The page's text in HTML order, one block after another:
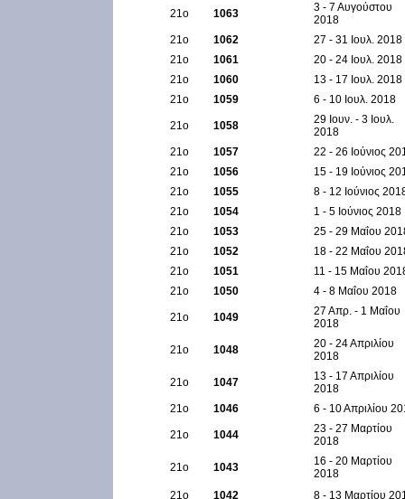
21ο 1063
3 - 7 Αυγούστου
2018
21ο
1062
27 - 31 Ιουλ. 2018
21ο
1061
20 - 24 Ιουλ. 2018
21ο
1060
13 - 17 Ιουλ. 2018
21ο
1059 6 - 10 Ιουλ. 2018
21ο 1058
29 Ιουν. - 3 Ιουλ.
2018
21ο
1057
22 - 26 Ιούνιος
21ο
1056
15 - 19 Ιούνιος
21ο
1055
8 - 12 Ιούνιος
21ο
1054
1 - 5 Ιούνιος 2018
21ο
1053
25 - 29 Μαΐου
21ο
1052
18 - 22 Μαΐου
21ο
1051
11 - 15 Μαΐου
21ο
1050 4 - 8 Μαΐου 2018
21ο 1049
27 Απρ. - 1 Μαΐου
2018
21ο 1048
20 - 24 Απριλίου
2018
21ο 1047
13 - 17 Απριλίου
2018
21ο
1046 6 - 10 Απριλίου
21ο 1044
23 - 27 Μαρτίου
2018
21ο 1043
16 - 20 Μαρτίου
2018
21ο
1042
8 - 13 Μαρτίου